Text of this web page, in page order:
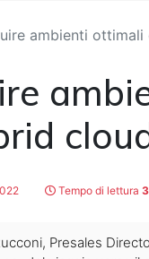
ambienti ottimali
Tempo di lettura 3
Presales